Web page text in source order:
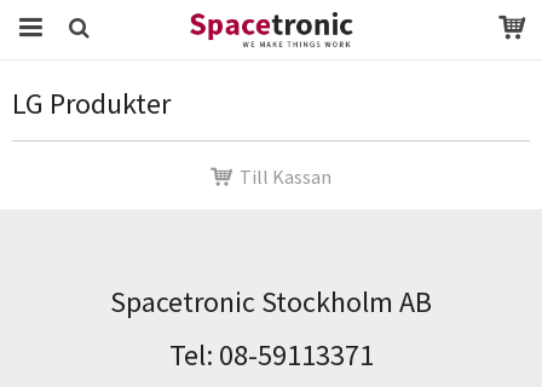
Produkten har blivit tillagd i varukorgen
Startsida LG Produkter
LG Produkter
Till Kassan
Spacetronic Stockholm AB
Tel: 08-59113371